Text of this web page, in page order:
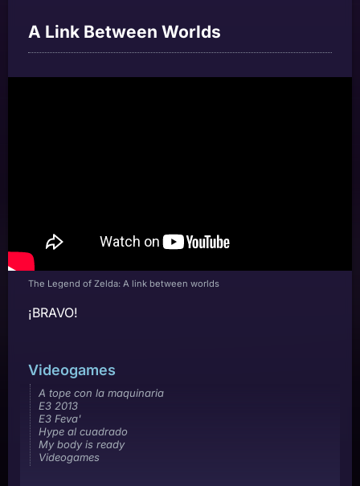
A Link Between Worlds
The Legend of Zelda: A link between worlds
¡BRAVO!
Videogames
A tope con la maquinaria
E3 2013
E3 Feva'
Hype al cuadrado
My body is ready
Videogames